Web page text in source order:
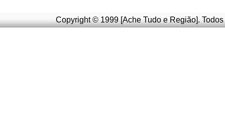
Copyright © 1999 [Ache Tudo e Região].